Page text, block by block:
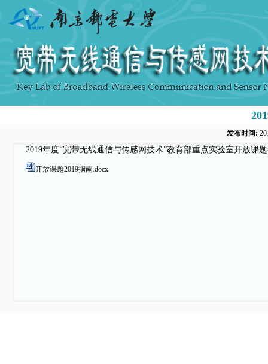
发布时间:
2019年度“宽带无线通信与传感网技术”教育部重点实验室开放课
开放课题2019指南.docx